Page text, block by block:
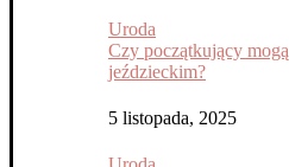
Uroda
Czy początkujący
jeździeckim?
5 listopada, 2025